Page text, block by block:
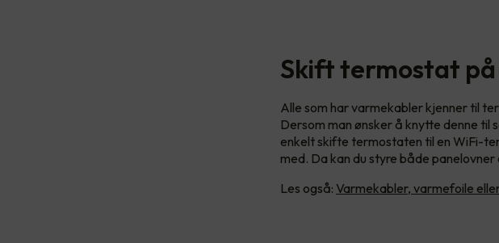
Skift termostat
Alle som har varmekabler kjenner til
Dersom man ønsker å knytte denne til
enkelt skifte termostaten til en WiFi-
med. Da kan du styre både
Les også: Varmekabler, varmefoile